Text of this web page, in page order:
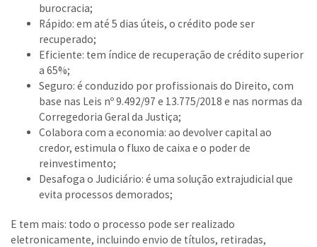
burocracia;
Rápido: em até 5 dias úteis, o crédito pode ser
recuperado;
Eficiente: tem índice de recuperação de crédito superior
a 65%;
Seguro: é conduzido por profissionais do Direito, com
base nas Leis nº 9.492/97 e 13.775/2018 e nas normas da
Corregedoria Geral da Justiça;
Colabora com a economia: ao devolver capital ao
credor, estimula o fluxo de caixa e o poder de
reinvestimento;
Desafoga o Judiciário: é uma solução extrajudicial que
evita processos demorados;
E tem mais: todo o processo pode ser realizado
eletronicamente, incluindo envio de títulos, retiradas,